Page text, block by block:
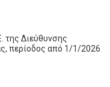
της Διεύθυνσης
περίοδος από 1/1/2026